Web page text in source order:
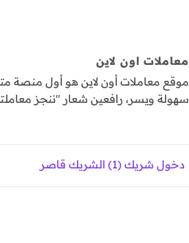
معاملات اون لاين
موقع معاملات أون لاين هو أول
سهولة ويسر، رافعين شعار "ننجز
دخول شريك (1) الشريك قاصر